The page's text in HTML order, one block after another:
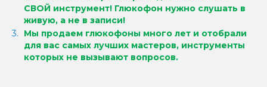
СВОЙ инструмент! Глюкофон нужно слушать в
живую, а не в записи!
Мы продаем глюкофоны много лет и отобрали
для вас самых лучших мастеров, инструменты
которых не вызывают вопросов.